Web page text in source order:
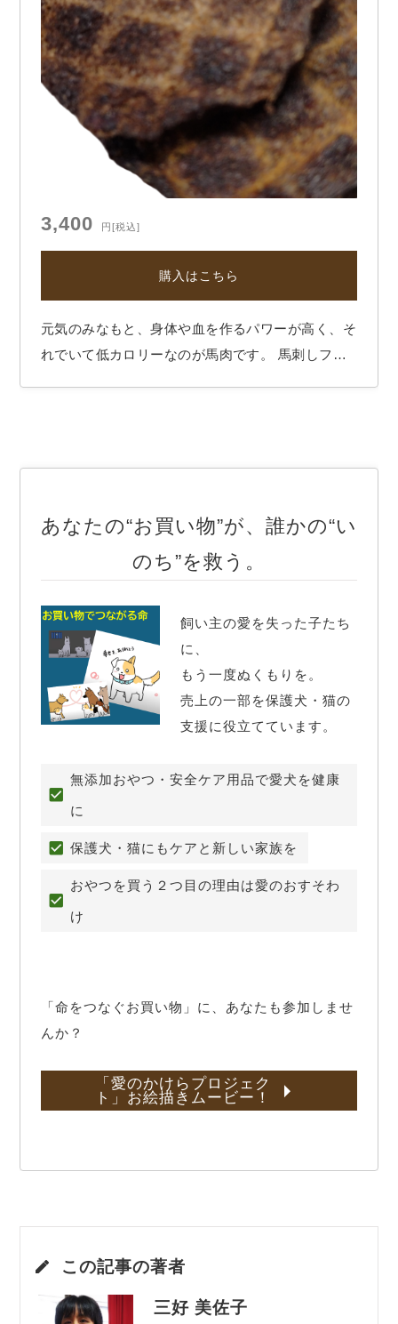
3,400 円 [税込]
購入はこちら
元気のみなもと、身体や血を作るパワーが高く、そ
れでいて低カロリーなのが馬肉です。 馬刺しファ
あなたの“お買い物”が、誰かの“い
のち”を救う。
飼い主の愛を失った子たち
に、
もう一度ぬくもりを。
売上の一部を保護犬・猫の
支援に役立てています。
無添加おやつ・安全ケア用品で愛犬を健康
に
保護犬・猫にもケアと新しい家族を
おやつを買う２つ目の理由は愛のおすそわ
け
「命をつなぐお買い物」に、あなたも参加しませ
んか？
「愛のかけらプロジェク
ト」お絵描きムービー！
この記事の著者
三好 美佐子